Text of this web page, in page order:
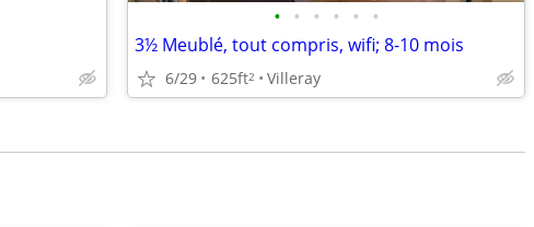
• • • • • •
3½ Meublé, tout compris, wifi; 8-10 mois
6/29 625ft2 Villeray